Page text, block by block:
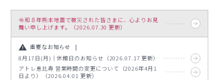
令和８年熊本地震で被災された皆さまに、心よりお見
舞い申し上げます。（2026.07.30 更新）
重要なお知らせ
8月17日(月)｜休館日のお知らせ（2026.07.17 更新）
アトレ恵比寿 営業時間の変更について（2026年4月1
日より）（2026.04.01 更新）